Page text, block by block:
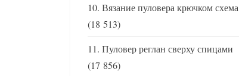
Вязание пуловера крючком схема
(18 513)
Пуловер реглан сверху спицами
(17 856)